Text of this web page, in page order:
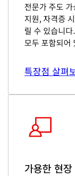
전문가 주도
지원, 자격증
릴 수 있습니
모두 포함되어
특장점 살펴
가용한 현